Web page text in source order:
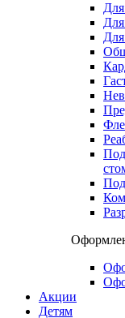
Акции
Детям